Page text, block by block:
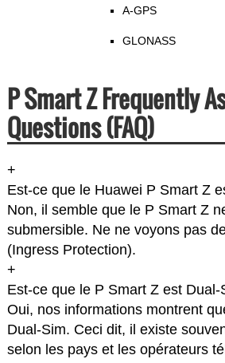
A-GPS
GLONASS
P Smart Z Frequently
Questions (FAQ)
+
Est-ce que le Huawei P Smart Z
Non, il semble que le P Smart Z
submersible. Ne ne voyons pas
(Ingress Protection).
+
Est-ce que le P Smart Z est Dual-
Oui, nos informations montrent
Dual-Sim. Ceci dit, il existe
selon les pays et les opérateurs